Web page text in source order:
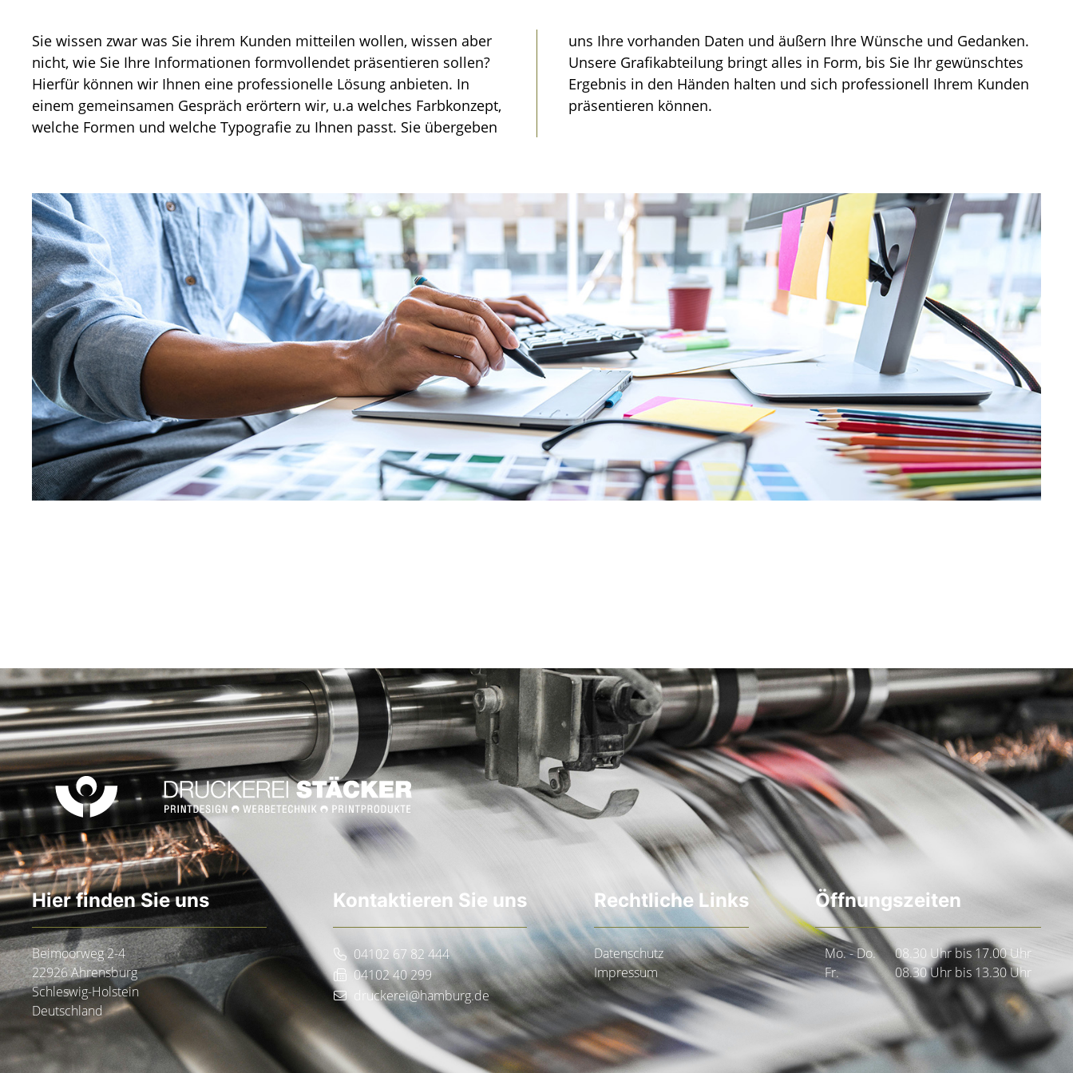
Sie wissen zwar was Sie ihrem Kunden mitteilen wollen, wissen aber
nicht, wie Sie Ihre Informationen formvollendet präsentieren sollen?
Hierfür können wir Ihnen eine professionelle Lösung anbieten. In
einem gemeinsamen Gespräch erörtern wir, u.a welches Farbkonzept,
welche Formen und welche Typografie zu Ihnen passt. Sie übergeben
uns Ihre vorhanden Daten und äußern Ihre Wünsche und Gedanken.
Unsere Grafikabteilung bringt alles in Form, bis Sie Ihr gewünschtes
Ergebnis in den Händen halten und sich professionell Ihrem Kunden
präsentieren können.
Hier finden Sie uns
Beimoorweg 2-4
22926 Ahrensburg
Schleswig-Holstein
Deutschland
Kontaktieren Sie uns
04102 67 82 444
04102 40 299
druckerei@hamburg.de
Rechtliche Links
Datenschutz
Impressum
Öffnungszeiten
Mo. - Do.
08.30 Uhr bis 17.00 Uhr
Fr.
08.30 Uhr bis 13.30 Uhr